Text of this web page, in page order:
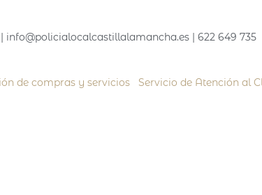
| 622 649 735
de compras y servicios| Servicio de Atención al